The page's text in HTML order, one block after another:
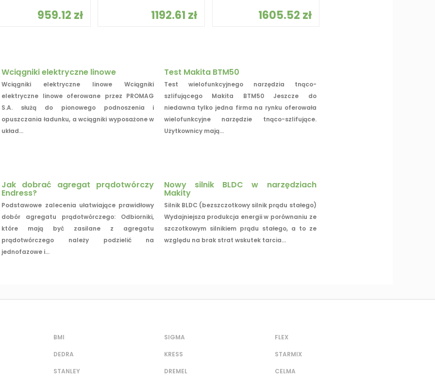
959.12 zł 1192.61 zł 1605.52 zł
Wciągniki elektryczne linowe
Wciągniki elektryczne linowe Wciągniki
elektryczne linowe oferowane przez PROMAG
S.A. służą do pionowego podnoszenia i
opuszczania ładunku, a wciągniki wyposażone w
układ...
Test Makita BTM50
Test wielofunkcyjnego narzędzia tnąco-
szlifującego Makita BTM50 Jeszcze do
niedawna tylko jedna firma na rynku oferowała
wielofunkcyjne narzędzie tnąco-szlifujące.
Użytkownicy mają...
Jak dobrać agregat prądotwórczy
Endress?
Podstawowe zalecenia ułatwiające prawidłowy
dobór agregatu prądotwórczego: Odbiorniki,
które mają być zasilane z agregatu
prądotwórczego należy podzielić na
jednofazowe i...
Nowy silnik BLDC w narzędziach
Makity
Silnik BLDC (bezszczotkowy silnik prądu stałego)
Wydajniejsza produkcja energii w porównaniu ze
szczotkowym silnikiem prądu stałego, a to ze
względu na brak strat wskutek tarcia...
BMI
DEDRA
STANLEY
SIGMA
KRESS
DREMEL
FLEX
STARMIX
CELMA